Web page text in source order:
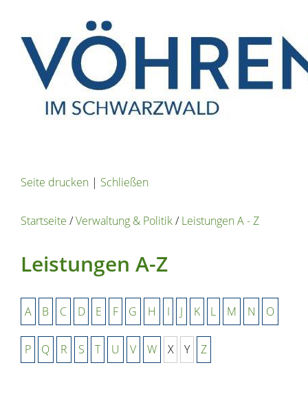
Seite drucken | Schließen
Startseite /Verwaltung & Politik/Leistungen A - Z
Leistungen A-Z
A B C D E F G H I J K L M N O
P Q R S T U V W X Y Z